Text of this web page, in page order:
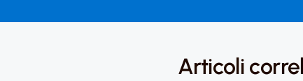
Articoli